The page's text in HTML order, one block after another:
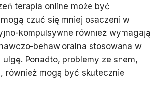
terapia online może być
czuć się mniej osaczeni w
kompulsywne również wymagają
behawioralna stosowana w
Ponadto, problemy ze snem,
również mogą być skutecznie